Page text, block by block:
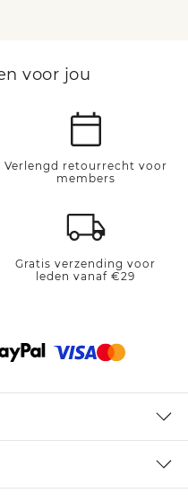
voor jou
Verlengd retourrecht voor
members
Gratis verzending voor
leden vanaf €29